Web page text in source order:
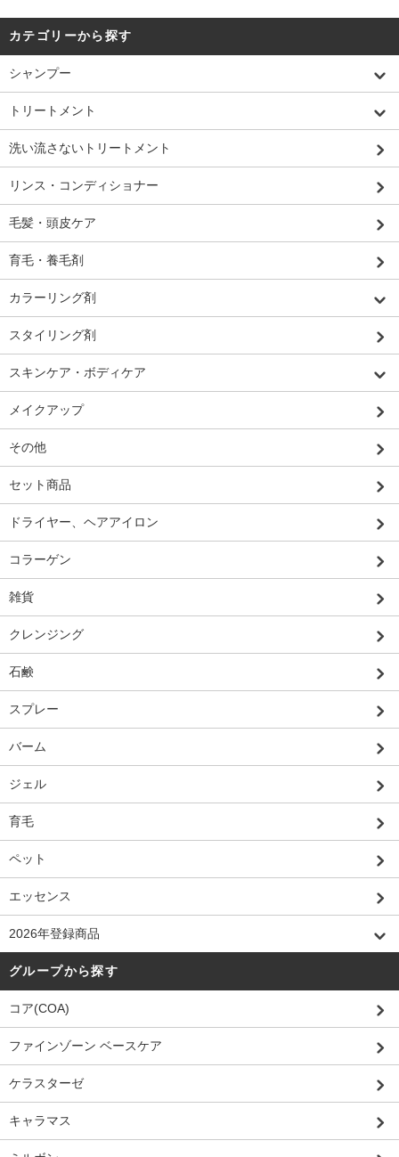
カテゴリーから探す
シャンプー
トリートメント
洗い流さないトリートメント
リンス・コンディショナー
毛髪・頭皮ケア
育毛・養毛剤
カラーリング剤
スタイリング剤
スキンケア・ボディケア
メイクアップ
その他
セット商品
ドライヤー、ヘアアイロン
コラーゲン
雑貨
クレンジング
石鹸
スプレー
バーム
ジェル
育毛
ペット
エッセンス
2026年登録商品
グループから探す
コア(COA)
ファインゾーン ベースケア
ケラスターゼ
キャラマス